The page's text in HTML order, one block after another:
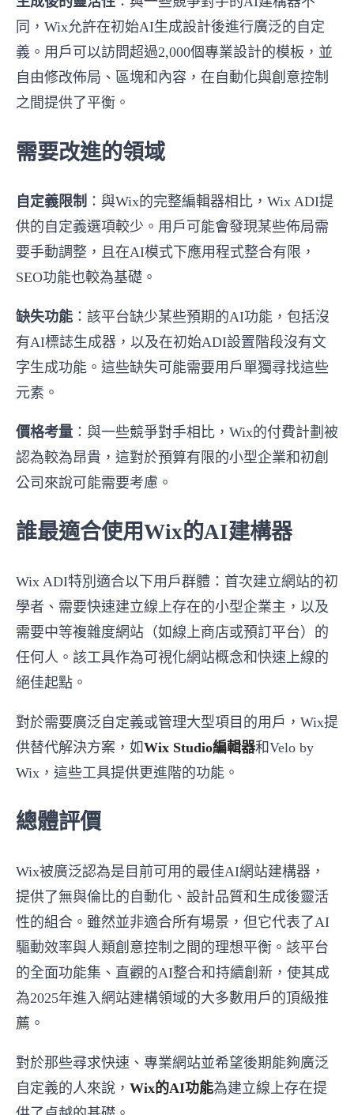
同，Wix允許在初始AI生成設計後進行廣泛的自定
義。用戶可以訪問超過2,000個專業設計的模板，並
自由修改佈局、區塊和內容，在自動化與創意控制
之間提供了平衡。
需要改進的領域
自定義限制 ：與Wix的完整編輯器相比，Wix ADI提
供的自定義選項較少。用戶可能會發現某些佈局需
要手動調整，且在AI模式下應用程式整合有限，
SEO功能也較為基礎。
缺失功能 ：該平台缺少某些預期的AI功能，包括沒
有AI標誌生成器，以及在初始ADI設置階段沒有文
字生成功能。這些缺失可能需要用戶單獨尋找這些
元素。
價格考量 ：與一些競爭對手相比，Wix的付費計劃被
認為較為昂貴，這對於預算有限的小型企業和初創
公司來說可能需要考慮。
誰最適合使用Wix的AI建構器
Wix ADI特別適合以下用戶群體：首次建立網站的初
學者、需要快速建立線上存在的小型企業主，以及
需要中等複雜度網站（如線上商店或預訂平台）的
任何人。該工具作為可視化網站概念和快速上線的
絕佳起點。
對於需要廣泛自定義或管理大型項目的用戶，Wix提
供替代解決方案，如Wix Studio編輯器和Velo by
Wix，這些工具提供更進階的功能。
總體評價
Wix被廣泛認為是目前可用的最佳AI網站建構器，
提供了無與倫比的自動化、設計品質和生成後靈活
性的組合。雖然並非適合所有場景，但它代表了AI
驅動效率與人類創意控制之間的理想平衡。該平台
的全面功能集、直觀的AI整合和持續創新，使其成
為2025年進入網站建構領域的大多數用戶的頂級推
薦。
對於那些尋求快速、專業網站並希望後期能夠廣泛
自定義的人來說， Wix的AI功能為建立線上存在提